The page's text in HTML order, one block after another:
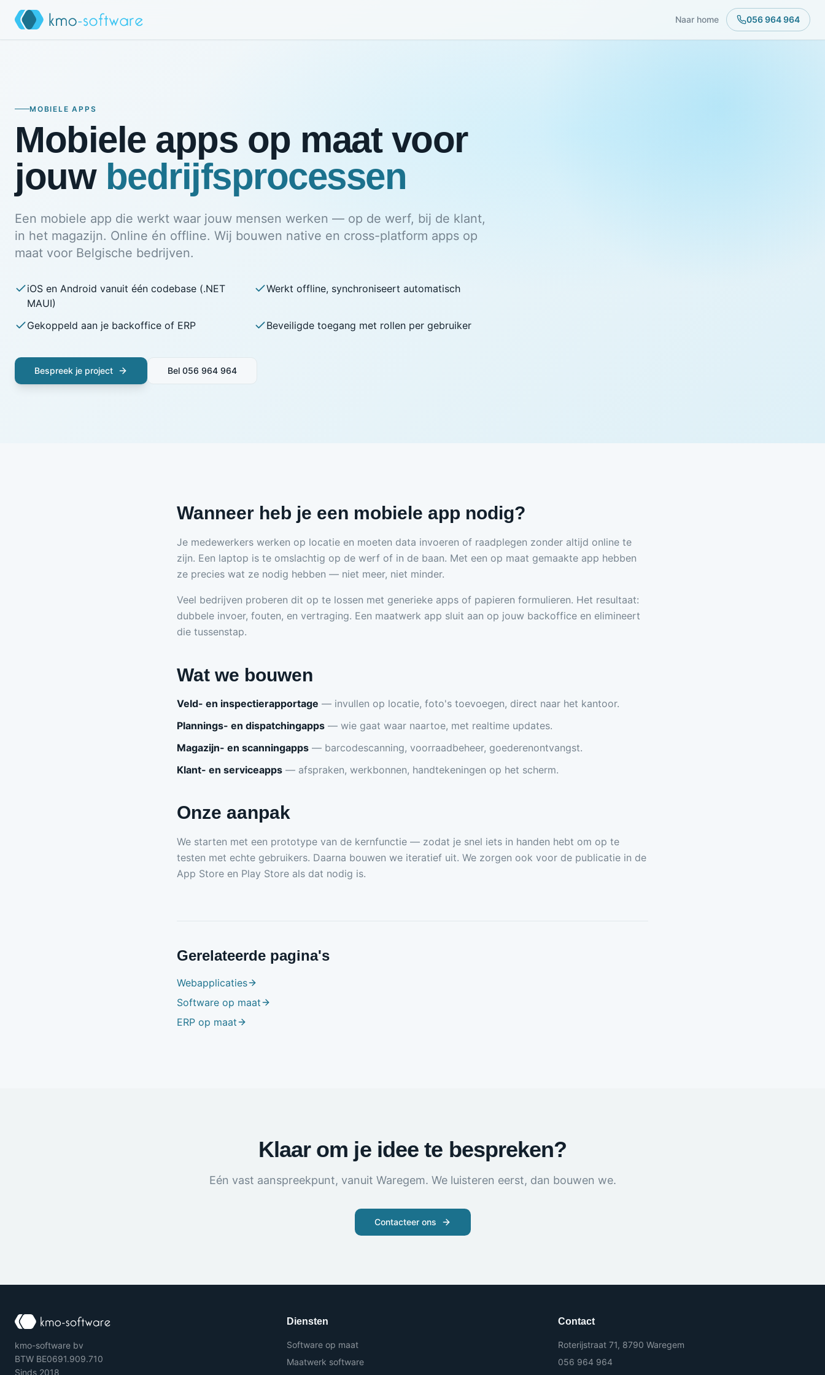
Naar home 056 964 964
MOBIELE APPS
Mobiele apps op maat voor
jouw bedrijfsprocessen
Een mobiele app die werkt waar jouw mensen werken — op de werf, bij de klant,
in het magazijn. Online én offline. Wij bouwen native en cross-platform apps op
maat voor Belgische bedrijven.
iOS en Android vanuit één codebase (.NET
MAUI)
Werkt offline, synchroniseert automatisch
Gekoppeld aan je backoffice of ERP Beveiligde toegang met rollen per gebruiker
Bespreek je project Bel 056 964 964
Wanneer heb je een mobiele app nodig?
Je medewerkers werken op locatie en moeten data invoeren of raadplegen zonder altijd online te
zijn. Een laptop is te omslachtig op de werf of in de baan. Met een op maat gemaakte app hebben
ze precies wat ze nodig hebben — niet meer, niet minder.
Veel bedrijven proberen dit op te lossen met generieke apps of papieren formulieren. Het resultaat:
dubbele invoer, fouten, en vertraging. Een maatwerk app sluit aan op jouw backoffice en elimineert
die tussenstap.
Wat we bouwen
Veld- en inspectierapportage — invullen op locatie, foto's toevoegen, direct naar het kantoor.
Plannings- en dispatchingapps — wie gaat waar naartoe, met realtime updates.
Magazijn- en scanningapps — barcodescanning, voorraadbeheer, goederenontvangst.
Klant- en serviceapps — afspraken, werkbonnen, handtekeningen op het scherm.
Onze aanpak
We starten met een prototype van de kernfunctie — zodat je snel iets in handen hebt om op te
testen met echte gebruikers. Daarna bouwen we iteratief uit. We zorgen ook voor de publicatie in de
App Store en Play Store als dat nodig is.
Gerelateerde pagina's
Webapplicaties
Software op maat
ERP op maat
Klaar om je idee te bespreken?
Eén vast aanspreekpunt, vanuit Waregem. We luisteren eerst, dan bouwen we.
Contacteer ons
kmo-software bv
BTW BE0691.909.710
Sinds 2018
Diensten
Software op maat
Maatwerk software
Contact
Roterijstraat 71, 8790 Waregem
056 964 964